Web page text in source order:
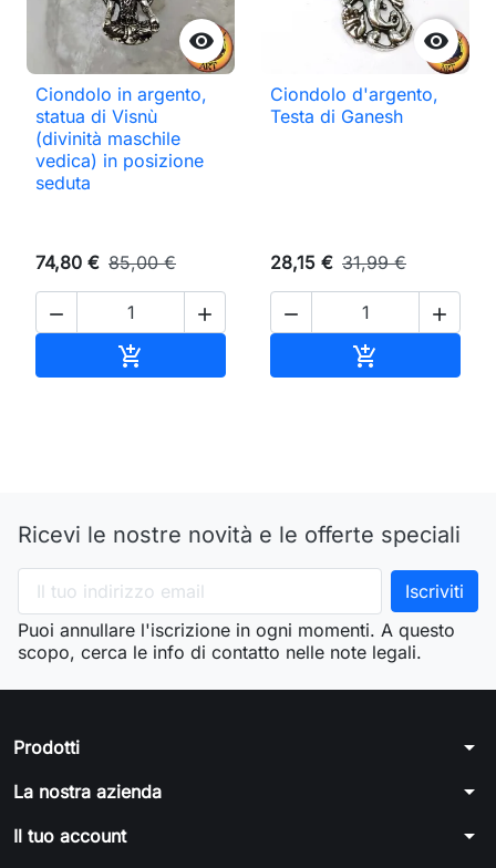

Ciondolo in argento,
statua di Visnù
(divinità maschile
vedica) in posizione
seduta
74,80 € 85,00 €
 


Ciondolo d'argento,
Testa di Ganesh
28,15 € 31,99 €
 

Ricevi le nostre novità e le offerte speciali
Puoi annullare l'iscrizione in ogni momenti. A questo
scopo, cerca le info di contatto nelle note legali.
Prodotti arrow_drop_down
La nostra azienda arrow_drop_down
Il tuo account
arrow_drop_down